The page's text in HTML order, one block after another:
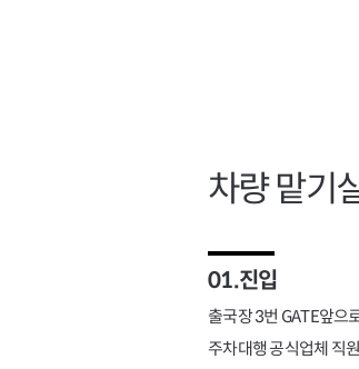
차량 맡기
01.진입
출국장 3번 GATE앞으
주차대행 공식업체 직